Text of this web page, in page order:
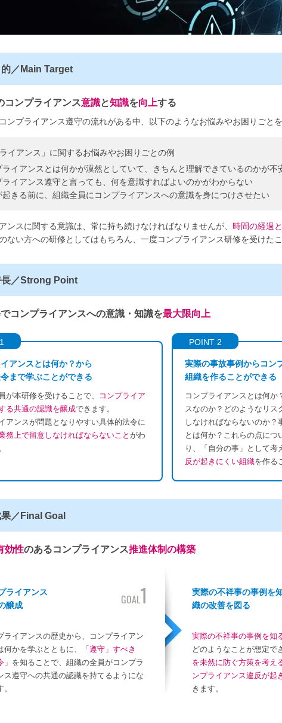
／Main Target
コンプライアンス意識と知識を向上する
ンプライアンス遵守の流れがある中、以下のようなお悩みやお困りごと
ライアンス」に関するお悩みやお困りごとの例
ライアンスとは何かが漠然としていて、きちんと理解できているのかが不
ライアンス遵守と言っても、何を意識すればよいのかがわからない
起きる前に、組織全員にコンプライアンスへの意識を身につけさせたい
ンスに関する意識は、常に持ち続けなければなりませんが、 時間の経過
ない方への研修としてはもちろん、一度コンプライアンス研修を受けた
長／Strong Point
でコンプライアンスへの意識・知識を最大限向上
アンスとは何か？から
まで学ぶことができる
が本研修を受けることで、
コンプライア
る共通の認識を醸成できます。
アンスが問題となりやすい具体的法令に
務上で留意しなければならないこと がわ
POINT 2
実際の事故事例からコン
組織を作ることができる
コンプライアンスとは何か
スなのか？どのようなリス
しなければならないのか？
とは何か？これらの点につ
り、「自分の事」として考
反が起きにくい組織を作る
／Final Goal
効性のあるコンプライアンス推進体制の構築
GOAL1
ライアンス
醸成
ライアンスの歴史から、コンプライアン
何かを学ぶとともに、
「遵守」すべき
」 を知ることで、組織の全員がコンプラ
ス遵守への共通の認識を持てるようにな
実際の不祥事の事例を
織の改善を図る
実際の不祥事の事例を知
どのようなことが想定で
を未然に防ぐ方策を考え
ンプライアンス違反が起
きます。